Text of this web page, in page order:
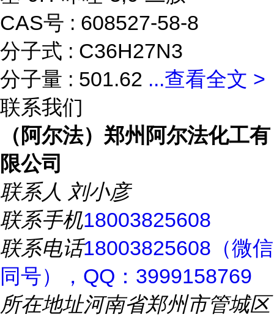
CAS号 : 608527-58-8
分子式 : C36H27N3
分子量 : 501.62 ...查看全文 >
联系我们
（阿尔法）郑州阿尔法化工有
限公司
联系人 刘小彦
联系手机18003825608
联系电话18003825608（微信
同号），QQ：3999158769
所在地址河南省郑州市管城区